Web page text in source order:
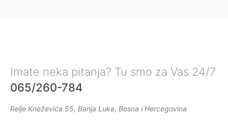
Imate neka pitanja? Tu smo za Vas 24/7
065/260-784
Relje Kneževića 55, Banja Luka, Bosna i Hercegovina